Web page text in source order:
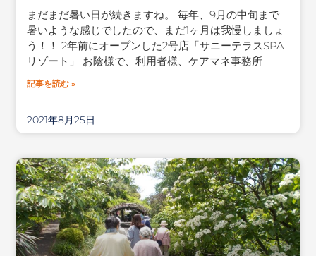
まだまだ暑い日が続きますね。 毎年、9月の中旬まで
暑いような感じでしたので、まだ1ヶ月は我慢しましょ
う！！ 2年前にオープンした2号店「サニーテラスSPA
リゾート」 お陰様で、利用者様、ケアマネ事務所
記事を読む »
2021年8月25日